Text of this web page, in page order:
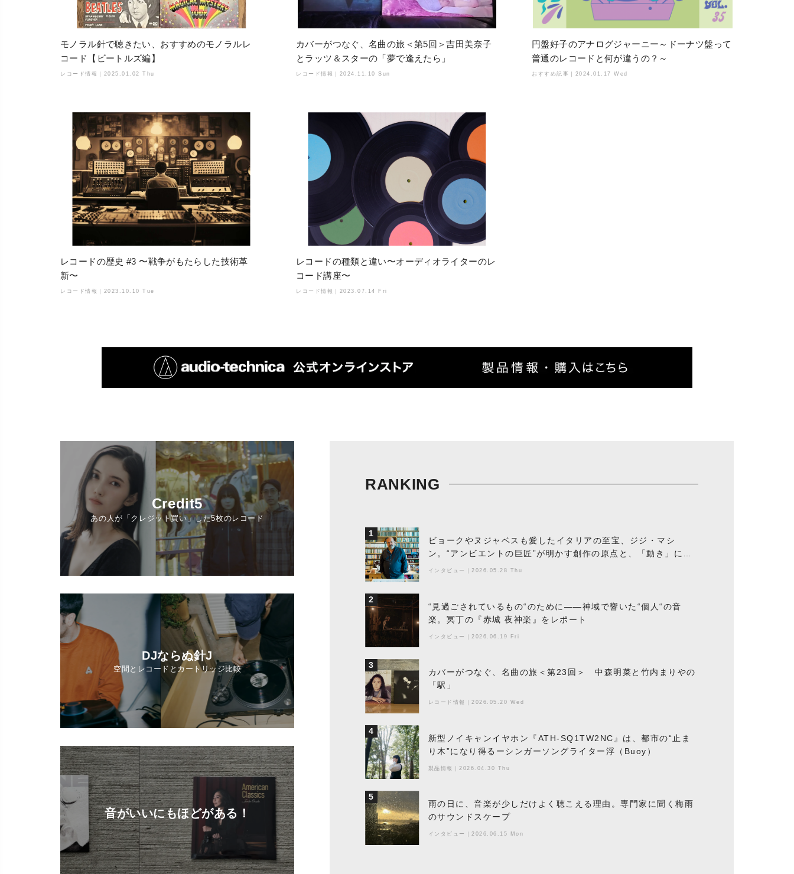
モノラル針で聴きたい、おすすめのモノラルレ
コード【ビートルズ編】
レコード情報｜ 2025.01.02 Thu
カバーがつなぐ、名曲の旅＜第5回＞吉田美奈子
とラッツ＆スターの「夢で逢えたら」
レコード情報｜ 2024.11.10 Sun
円盤好子のアナログジャーニー～ドーナツ盤って
普通のレコードと何が違うの？～
おすすめ記事｜ 2024.01.17 Wed
レコードの歴史 #3 〜戦争がもたらした技術革
新〜
レコード情報｜ 2023.10.10 Tue
レコードの種類と違い〜オーディオライターのレ
コード講座〜
レコード情報｜ 2023.07.14 Fri
Credit5
あの人が「クレジット買い」した5枚のレコード
DJならぬ針J
空間とレコードとカートリッジ比較
音がいいにもほどがある！
RANKING
1
ビョークやヌジャベスも愛したイタリアの至宝、ジジ・マシ
ン。“アンビエントの巨匠”が明かす創作の原点と、「動き」に満
ちた最新作の背景
インタビュー 2026.05.28 Thu
2
“見過ごされているもの“のために――神域で響いた“個人“の音
楽。冥丁の『赤城 夜神楽』をレポート
インタビュー 2026.06.19 Fri
3
カバーがつなぐ、名曲の旅＜第23回＞ 中森明菜と竹内まりやの
「駅」
レコード情報 2026.05.20 Wed
4
新型ノイキャンイヤホン『ATH-SQ1TW2NC』は、都市の“止ま
り木”になり得るーシンガーソングライター浮（Buoy）
製品情報 2026.04.30 Thu
5
雨の日に、音楽が少しだけよく聴こえる理由。専門家に聞く梅雨
のサウンドスケープ
インタビュー 2026.06.15 Mon